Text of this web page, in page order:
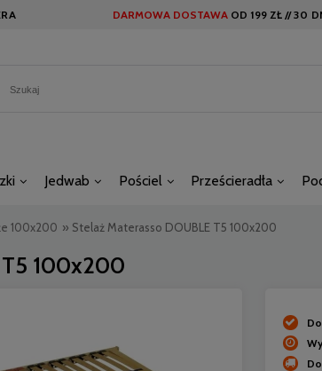
DARMOWA DOSTAWA OD 199 ZŁ //30
Jedwab Pościel Prześcieradła
100x200 » Stelaż Materasso DOUBLE T5 100x200
100x200